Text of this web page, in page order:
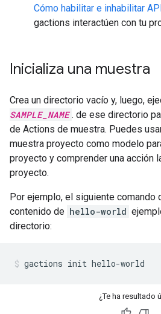
Cómo habilitar e inhabilitar
gactions interactúen con tu
Inicializa una muestra
Crea un directorio vacío y, luego,
SAMPLE_NAME . de ese directorio
de Actions de muestra. Puedes
muestra proyecto como modelo
proyecto y comprender una acción
proyecto.
Por ejemplo, el siguiente comando
contenido de hello-world
directorio:
gactions init hello-world
¿Te ha resultado